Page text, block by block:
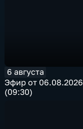
6 августа
Эфир от 06.08.2026
(09:30)